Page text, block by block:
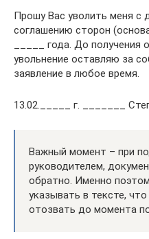
Прошу Вас уволить меня с
соглашению сторон
_____ года. До получения
увольнение оставляю за
заявление в любое время.
13.02._____ г. _______
Важный момент – при
руководителем,
обратно. Именно
указывать в тексте,
отозвать до момента